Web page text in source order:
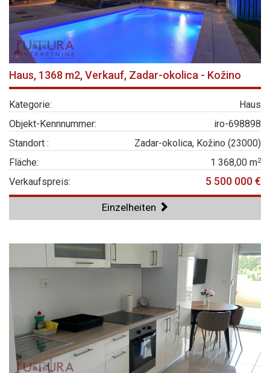
Haus, 1368 m2, Verkauf, Zadar-okolica - Kožino
Kategorie:
Haus
Objekt-Kennnummer:
iro-698898
Standort :
Zadar-okolica, Kožino (23000)
Fläche:
1 368,00 m2
Verkaufspreis: 5 500 000 €
Einzelheiten